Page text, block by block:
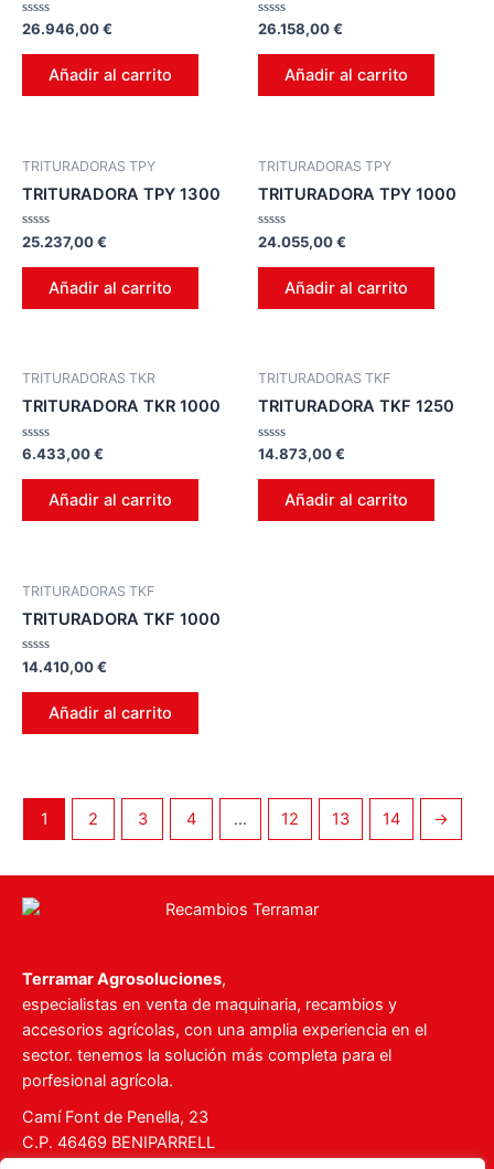
Valorado
0
26.946,00€
Añadir al carrito
Valorado
0
26.158,00€
Añadir al carrito
TRITURADORAS TPY
TRITURADORA TPY 1300
Valorado
en
0
25.237,00€
Añadir al carrito
TRITURADORAS TPY
TRITURADORA TPY 1000
Valorado
en
0
24.055,00€
Añadir al carrito
TRITURADORAS TKR
TRITURADORA TKR 1000
Valorado
0
6.433,00€
Añadir al carrito
TRITURADORAS TKF
TRITURADORA TKF 1250
Valorado
0
14.873,00€
Añadir al carrito
TRITURADORAS TKF
TRITURADORA TKF 1000
Valorado
en
0
14.410,00€
Añadir al carrito
1 2 3 4 … 12 13 14 →
Terramar Agrosoluciones,
especialistas en venta de maquinaria, recambios y
accesorios agrícolas, con una amplia experiencia en el
sector. tenemos la solución más completa para el
porfesional agrícola.
Camí Font de Penella, 23
C.P. 46469 BENIPARRELL